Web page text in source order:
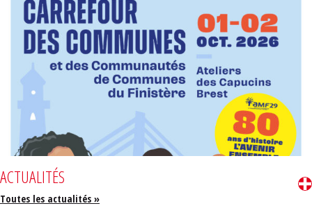
ACTUALITÉS
Toutes les actualités »